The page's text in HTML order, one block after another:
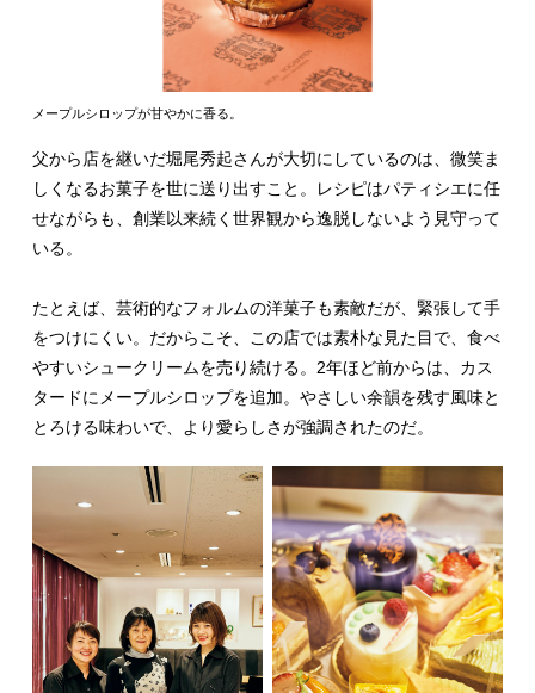
メープルシロップが甘やかに香る。
父から店を継いだ堀尾秀起さんが大切にしているのは、微笑ま
しくなるお菓子を世に送り出すこと。レシピはパティシエに任
せながらも、創業以来続く世界観から逸脱しないよう見守って
いる。
たとえば、芸術的なフォルムの洋菓子も素敵だが、緊張して手
をつけにくい。だからこそ、この店では素朴な見た目で、食べ
やすいシュークリームを売り続ける。2年ほど前からは、カス
タードにメープルシロップを追加。やさしい余韻を残す風味と
とろける味わいで、より愛らしさが強調されたのだ。